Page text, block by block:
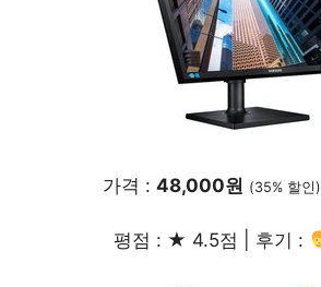
가격 : 48,000원 (35% 할인)
평점 : ★ 4.5점 | 후기 :